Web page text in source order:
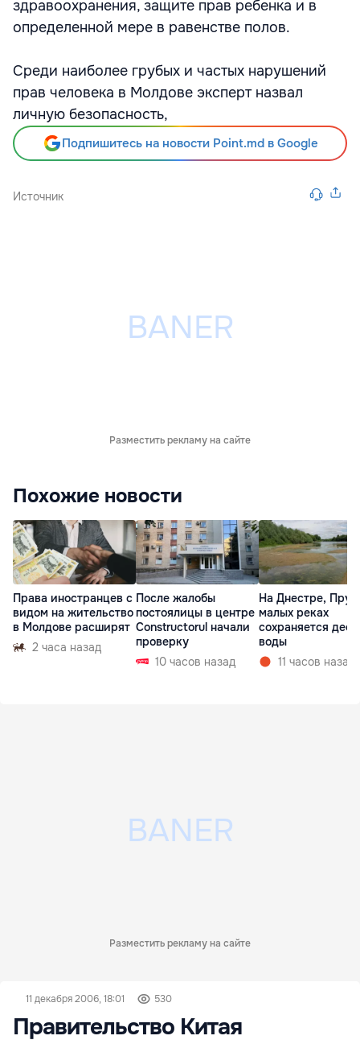
здравоохранения, защите прав ребенка и в
определенной мере в равенстве полов.
Среди наиболее грубых и частых нарушений
прав человека в Молдове эксперт назвал
личную безопасность,
Подпишитесь на новости Point.md в Google
Источник
Разместить рекламу на сайте
Похожие новости
Права иностранцев с
видом на жительство
в Молдове расширят
2 часа назад
После жалобы
постоялицы в центре
Constructorul начали
проверку
10 часов назад
На Днестре,
малых реках
сохраняется
воды
11 часов назад
Разместить рекламу на сайте
11 декабря 2006, 18:01 530
Правительство Китая